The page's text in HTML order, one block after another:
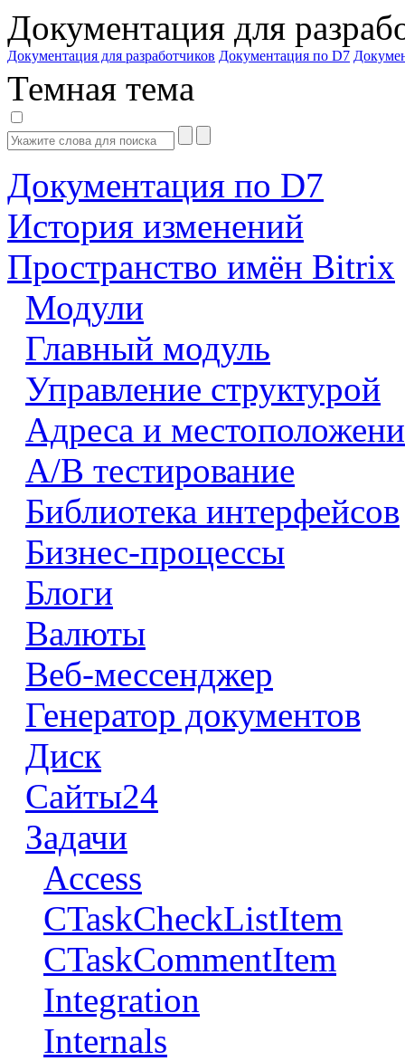
Документация для
Документация для разработчиков Документация по D7
Темная тема
Документация по D7
История изменений
Пространство имён Bitrix
Модули
Главный модуль
Управление структурой
Адреса и
А/В тестирование
Библиотека интерфейсов
Бизнес-процессы
Блоги
Валюты
Веб-мессенджер
Генератор документов
Диск
Сайты24
Задачи
Access
CTaskCheckListItem
CTaskCommentItem
Integration
Internals